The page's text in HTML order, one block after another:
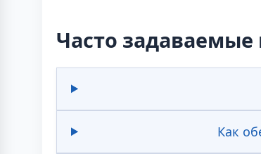
Часто задаваемые
Как